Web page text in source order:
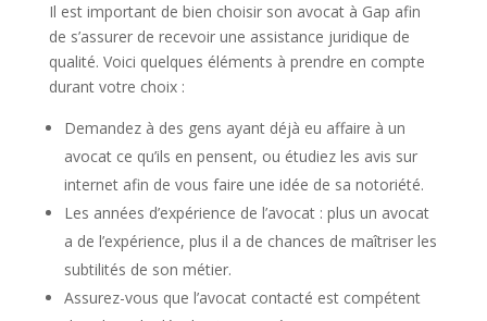
Il est important de bien choisir son avocat à Gap afin
de s’assurer de recevoir une assistance juridique de
qualité. Voici quelques éléments à prendre en compte
durant votre choix :
Demandez à des gens ayant déjà eu affaire à un
avocat ce qu’ils en pensent, ou étudiez les avis sur
internet afin de vous faire une idée de sa notoriété.
Les années d’expérience de l’avocat : plus un avocat
a de l’expérience, plus il a de chances de maîtriser les
subtilités de son métier.
Assurez-vous que l’avocat contacté est compétent